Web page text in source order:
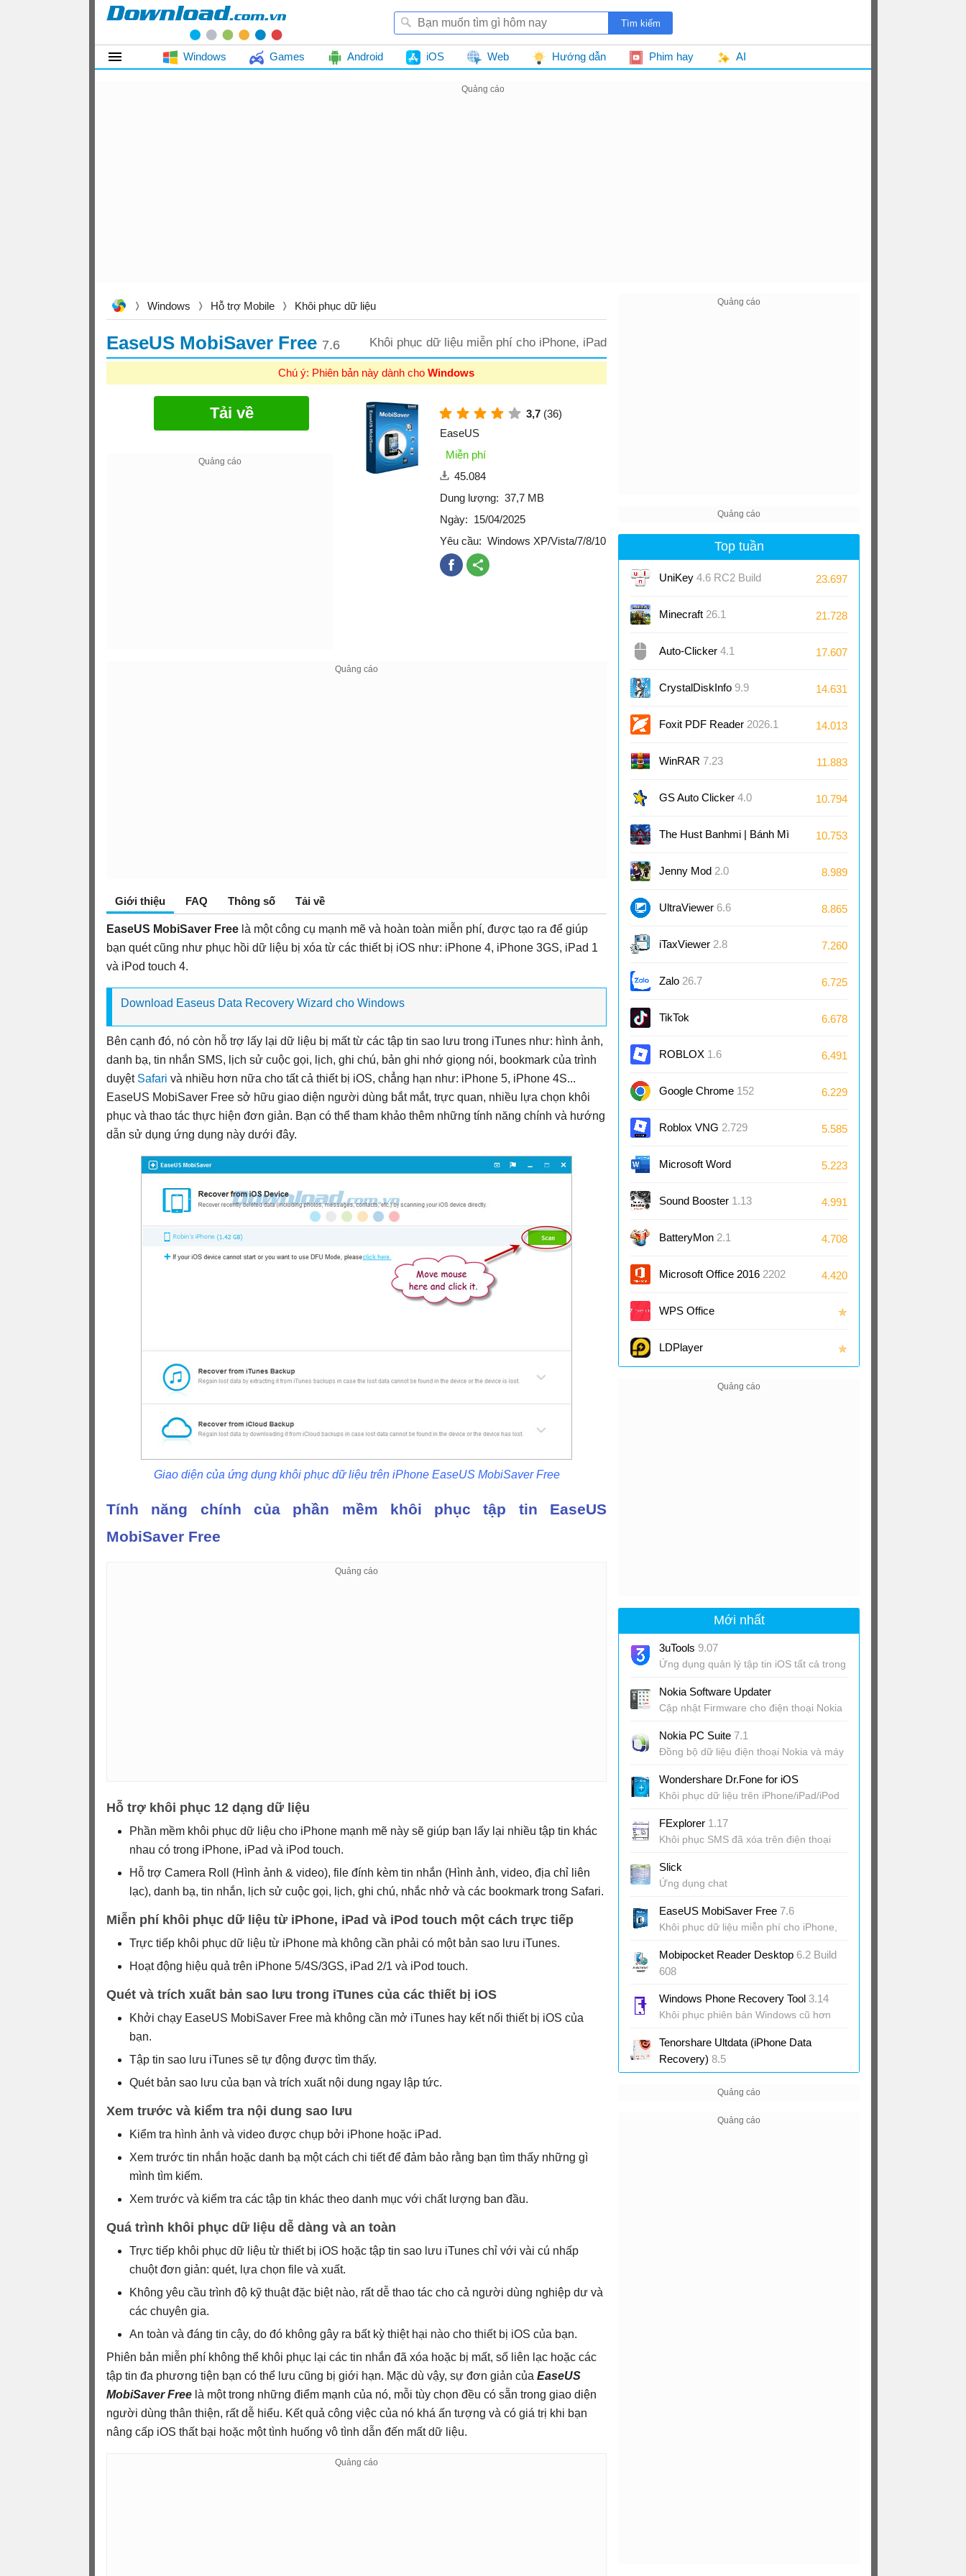
Windows Games Android iOS Web Hướng dẫn Phim hay AI
Windows Hỗ trợ Mobile Khôi phục dữ liệu
EaseUS MobiSaver Free 7.6 Khôi phục dữ liệu miễn phí cho iPhone, iPad
Chú ý: Phiên bản này dành cho Windows
Tải về 3,7 (36)
EaseUS
Miễn phí
45.084
Dung lượng: 37,7 MB
Ngày: 15/04/2025
Yêu cầu: Windows XP/Vista/7/8/10
Giới thiệu FAQ Thông số Tải về
EaseUS MobiSaver Free là một công cụ mạnh mẽ và hoàn toàn miễn phí, được tạo ra để giúp
bạn quét cũng như phục hồi dữ liệu bị xóa từ các thiết bị iOS như: iPhone 4, iPhone 3GS, iPad 1
và iPod touch 4.
Download Easeus Data Recovery Wizard cho Windows
Bên cạnh đó, nó còn hỗ trợ lấy lại dữ liệu bị mất từ các tập tin sao lưu trong iTunes như: hình ảnh,
danh bạ, tin nhắn SMS, lịch sử cuộc gọi, lịch, ghi chú, bản ghi nhớ giọng nói, bookmark của trình
duyệt Safari và nhiều hơn nữa cho tất cả thiết bị iOS, chẳng hạn như: iPhone 5, iPhone 4S...
EaseUS MobiSaver Free sở hữu giao diện người dùng bắt mắt, trực quan, nhiều lựa chọn khôi
phục và thao tác thực hiện đơn giản. Bạn có thể tham khảo thêm những tính năng chính và hướng
dẫn sử dụng ứng dụng này dưới đây.
Giao diện của ứng dụng khôi phục dữ liệu trên iPhone EaseUS MobiSaver Free
Tính năng chính của phần mềm khôi phục tập tin EaseUS
MobiSaver Free
Hỗ trợ khôi phục 12 dạng dữ liệu
Phần mềm khôi phục dữ liệu cho iPhone mạnh mẽ này sẽ giúp bạn lấy lại nhiều tập tin khác
nhau có trong iPhone, iPad và iPod touch.
Hỗ trợ Camera Roll (Hình ảnh & video), file đính kèm tin nhắn (Hình ảnh, video, địa chỉ liên
lạc), danh bạ, tin nhắn, lịch sử cuộc gọi, lịch, ghi chú, nhắc nhở và các bookmark trong Safari.
Miễn phí khôi phục dữ liệu từ iPhone, iPad và iPod touch một cách trực tiếp
Trực tiếp khôi phục dữ liệu từ iPhone mà không cần phải có một bản sao lưu iTunes.
Hoạt động hiệu quả trên iPhone 5/4S/3GS, iPad 2/1 và iPod touch.
Quét và trích xuất bản sao lưu trong iTunes của các thiết bị iOS
Khởi chạy EaseUS MobiSaver Free mà không cần mở iTunes hay kết nối thiết bị iOS của
bạn.
Tập tin sao lưu iTunes sẽ tự động được tìm thấy.
Quét bản sao lưu của bạn và trích xuất nội dung ngay lập tức.
Xem trước và kiểm tra nội dung sao lưu
Kiểm tra hình ảnh và video được chụp bởi iPhone hoặc iPad.
Xem trước tin nhắn hoặc danh bạ một cách chi tiết để đảm bảo rằng bạn tìm thấy những gì
mình tìm kiếm.
Xem trước và kiểm tra các tập tin khác theo danh mục với chất lượng ban đầu.
Quá trình khôi phục dữ liệu dễ dàng và an toàn
Trực tiếp khôi phục dữ liệu từ thiết bị iOS hoặc tập tin sao lưu iTunes chỉ với vài cú nhấp
chuột đơn giản: quét, lựa chọn file và xuất.
Không yêu cầu trình độ kỹ thuật đặc biệt nào, rất dễ thao tác cho cả người dùng nghiệp dư và
các chuyên gia.
An toàn và đáng tin cậy, do đó không gây ra bất kỳ thiệt hại nào cho thiết bị iOS của bạn.
Phiên bản miễn phí không thể khôi phục lại các tin nhắn đã xóa hoặc bị mất, số liên lạc hoặc các
tập tin đa phương tiện bạn có thể lưu cũng bị giới hạn. Mặc dù vậy, sự đơn giản của EaseUS
MobiSaver Free là một trong những điểm mạnh của nó, mỗi tùy chọn đều có sẵn trong giao diện
người dùng thân thiện, rất dễ hiểu. Kết quả công việc của nó khá ấn tượng và có giá trị khi bạn
nâng cấp iOS thất bại hoặc một tình huống vô tình dẫn đến mất dữ liệu.
Top tuần
UniKey 4.6 RC2 Build
230919
23.697
Minecraft 26.1 21.728
Auto-Clicker 4.1 17.607
CrystalDiskInfo 9.9 14.631
Foxit PDF Reader 2026.1 14.013
WinRAR 7.23 11.883
GS Auto Clicker 4.0 10.794
The Hust Banhmi | Bánh Mì
Bách Khoa
10.753
Jenny Mod 2.0 8.989
UltraViewer 6.6 8.865
iTaxViewer 2.8 7.260
Zalo 26.7 6.725
TikTok 6.678
ROBLOX 1.6 6.491
Google Chrome 152 6.229
Roblox VNG 2.729 5.585
Microsoft Word
2024/2021/2019/2016
5.223
Sound Booster 1.13 4.991
BatteryMon 2.1 4.708
Microsoft Office 2016 2202
(16.0
4.420
WPS Office ✯
LDPlayer ✯
Mới nhất
3uTools 9.07
Ứng dụng quản lý tập tin iOS tất cả trong
Nokia Software Updater
Cập nhật Firmware cho điện thoại Nokia
Nokia PC Suite 7.1
Đồng bộ dữ liệu điện thoại Nokia và máy
Wondershare Dr.Fone for iOS
Khôi phục dữ liệu trên iPhone/iPad/iPod
FExplorer 1.17
Khôi phục SMS đã xóa trên điện thoại
Slick
Ứng dụng chat
EaseUS MobiSaver Free 7.6
Khôi phục dữ liệu miễn phí cho iPhone,
Mobipocket Reader Desktop 6.2 Build
608
Windows Phone Recovery Tool 3.14
Khôi phục phiên bản Windows cũ hơn
Tenorshare Ultdata (iPhone Data
Recovery) 8.5
Khôi phục dữ liệu trên iPhone